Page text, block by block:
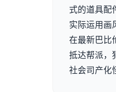
式的道具配
实际运用画
在最新巴比
抵达帮派，
社会司产化